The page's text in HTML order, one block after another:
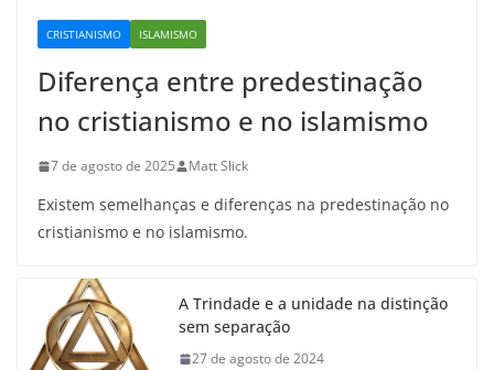
CRISTIANISMO ISLAMISMO
Diferença entre predestinação
no cristianismo e no islamismo
7 de agosto de 2025 Matt Slick
Existem semelhanças e diferenças na predestinação no
cristianismo e no islamismo.
A Trindade e a unidade na distinção
sem separação
27 de agosto de 2024